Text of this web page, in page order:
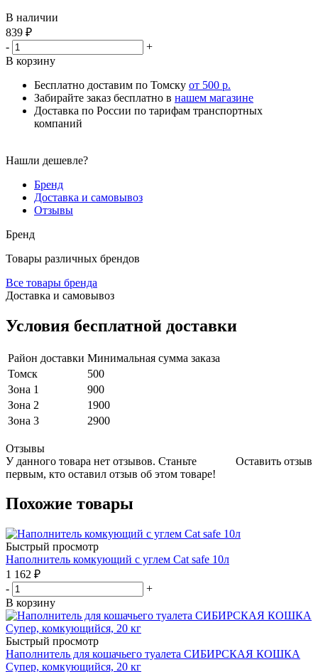
В наличии
839 ₽
-
+
В корзину
Бесплатно доставим по Томску от 500 р.
Забирайте заказ бесплатно в нашем магазине
Доставка по России по тарифам транспортных
компаний
Нашли дешевле?
Бренд
Доставка и самовывоз
Отзывы
Бренд
Товары различных брендов
Все товары бренда
Доставка и самовывоз
Условия бесплатной доставки
Район доставки Минимальная сумма заказа
Томск
500
Зона 1
900
Зона 2
1900
Зона 3
2900
Отзывы
Оставить отзыв
У данного товара нет отзывов. Станьте
первым, кто оставил отзыв об этом товаре!
Похожие товары
Быстрый просмотр
Наполнитель комкующий с углем Cat safe 10л
1 162 ₽
-
+
В корзину
Быстрый просмотр
Наполнитель для кошачьего туалета СИБИРСКАЯ КОШКА
Супер, комкующийся, 20 кг